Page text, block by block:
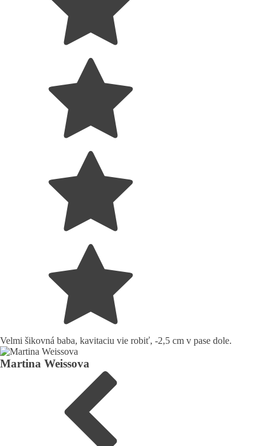
Velmi šikovná baba, kavitaciu vie robiť, -2,5 cm v pase dole.
Martina Weissova